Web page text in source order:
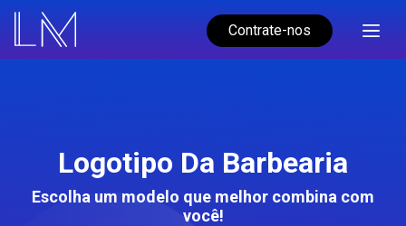
Contrate-nos
Logotipo Da Barbearia
Escolha um modelo que melhor combina com
você!